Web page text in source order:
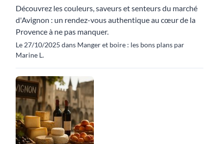
Découvrez les couleurs, saveurs et senteurs du marché
d'Avignon : un rendez-vous authentique au cœur de la
Provence à ne pas manquer.
Le 27/10/2025 dans Manger et boire : les bons plans par
Marine L.